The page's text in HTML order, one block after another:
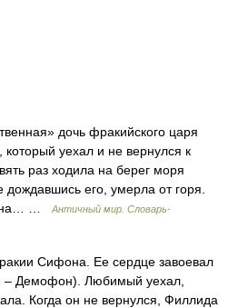
дочь фракийского царя
уехал и не вернулся к
раз ходила на берег моря
его, умерла от горя.
она… …
Античный мир. Словарь-
Сифона. Ее сердце завоевал
– Демофон). Любимый уехал,
Когда он не вернулся, Филлида